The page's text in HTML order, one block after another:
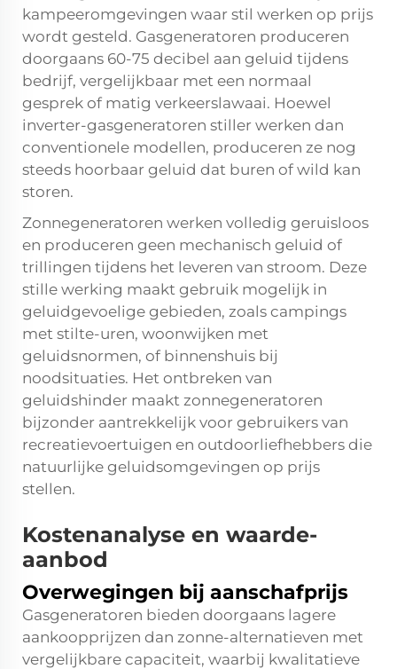
kampeeromgevingen waar stil werken op prijs
wordt gesteld. Gasgeneratoren produceren
doorgaans 60-75 decibel aan geluid tijdens
bedrijf, vergelijkbaar met een normaal
gesprek of matig verkeerslawaai. Hoewel
inverter-gasgeneratoren stiller werken dan
conventionele modellen, produceren ze nog
steeds hoorbaar geluid dat buren of wild kan
storen.
Zonnegeneratoren werken volledig geruisloos
en produceren geen mechanisch geluid of
trillingen tijdens het leveren van stroom. Deze
stille werking maakt gebruik mogelijk in
geluidgevoelige gebieden, zoals campings
met stilte-uren, woonwijken met
geluidsnormen, of binnenshuis bij
noodsituaties. Het ontbreken van
geluidshinder maakt zonnegeneratoren
bijzonder aantrekkelijk voor gebruikers van
recreatievoertuigen en outdoorliefhebbers die
natuurlijke geluidsomgevingen op prijs
stellen.
Kostenanalyse en waarde-
aanbod
Overwegingen bij aanschafprijs
Gasgeneratoren bieden doorgaans lagere
aankoopprijzen dan zonne-alternatieven met
vergelijkbare capaciteit, waarbij kwalitatieve